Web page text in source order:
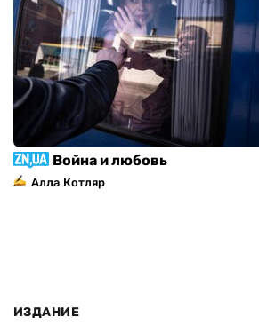
Война и любовь
Алла Котляр
ИЗДАНИЕ